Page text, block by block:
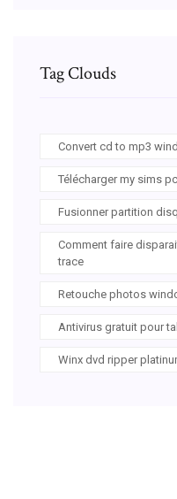
Tag Clouds
Convert cd to mp3
Télécharger my sims
Fusionner partition
Comment faire
trace
Retouche photos
Antivirus gratuit pour
Winx dvd ripper